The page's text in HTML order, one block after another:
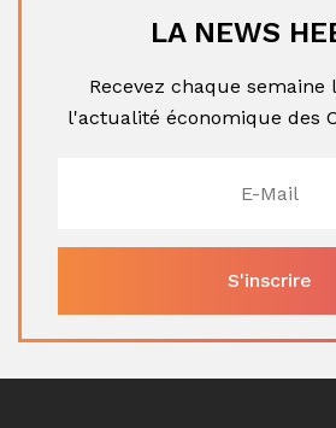
LA NEWS
Recevez chaque semaine
l'actualité économique des